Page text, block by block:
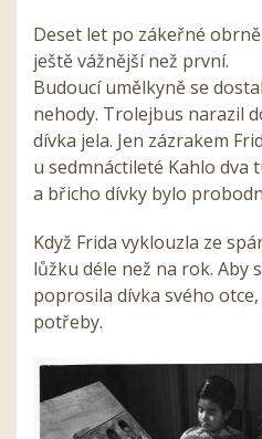
Deset let po zákeřné
ještě vážnější než první.
Budoucí umělkyně se
nehody. Trolejbus narazil
dívka jela. Jen zázrakem
u sedmnáctileté Kahlo dva
a břicho dívky bylo
Když Frida vyklouzla ze
lůžku déle než na rok. Aby
poprosila dívka svého
potřeby.